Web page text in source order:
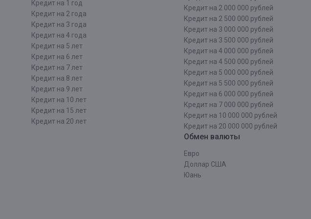
Кредит на 1 год
Кредит на 2 года
Кредит на 3 года
Кредит на 4 года
Кредит на 5 лет
Кредит на 6 лет
Кредит на 7 лет
Кредит на 8 лет
Кредит на 9 лет
Кредит на 10 лет
Кредит на 15 лет
Кредит на 20 лет
Кредит на 2 000 000 рублей
Кредит на 2 500 000 рублей
Кредит на 3 000 000 рублей
Кредит на 3 500 000 рублей
Кредит на 4 000 000 рублей
Кредит на 4 500 000 рублей
Кредит на 5 000 000 рублей
Кредит на 5 500 000 рублей
Кредит на 6 000 000 рублей
Кредит на 7 000 000 рублей
Кредит на 10 000 000 рублей
Кредит на 20 000 000 рублей
Обмен валюты
Евро
Доллар США
Юань